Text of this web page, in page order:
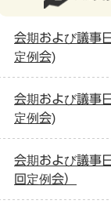
会期および議事
定例会)
会期および議事
定例会)
会期および議事
回定例会）